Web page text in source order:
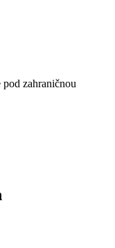
zahraničnou